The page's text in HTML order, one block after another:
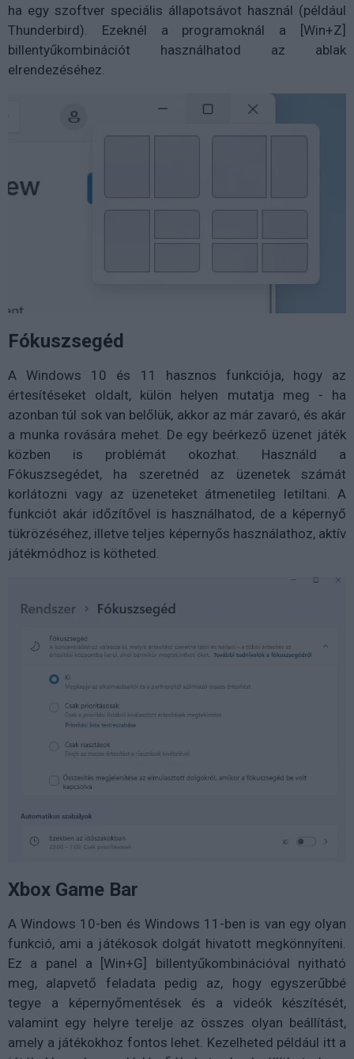
ha egy szoftver speciális állapotsávot használ (például
Thunderbird). Ezeknél a programoknál a [Win+Z]
billentyűkombinációt használhatod az ablak
elrendezéséhez.
Fókuszsegéd
A Windows 10 és 11 hasznos funkciója, hogy az
értesítéseket oldalt, külön helyen mutatja meg - ha
azonban túl sok van belőlük, akkor az már zavaró, és akár
a munka rovására mehet. De egy beérkező üzenet játék
közben is problémát okozhat. Használd a
Fókuszsegédet, ha szeretnéd az üzenetek számát
korlátozni vagy az üzeneteket átmenetileg letiltani. A
funkciót akár időzítővel is használhatod, de a képernyő
tükrözéséhez, illetve teljes képernyős használathoz, aktív
játékmódhoz is kötheted.
Xbox Game Bar
A Windows 10-ben és Windows 11-ben is van egy olyan
funkció, ami a játékosok dolgát hivatott megkönnyíteni.
Ez a panel a [Win+G] billentyűkombinációval nyitható
meg, alapvető feladata pedig az, hogy egyszerűbbé
tegye a képernyőmentések és a videók készítését,
valamint egy helyre terelje az összes olyan beállítást,
amely a játékokhoz fontos lehet. Kezelheted például itt a